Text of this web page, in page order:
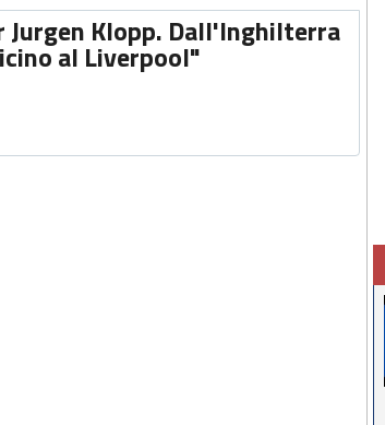
Jurgen Klopp. Dall'Inghilterra
al Liverpool"